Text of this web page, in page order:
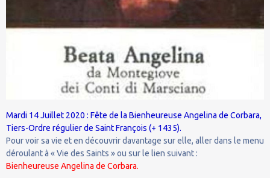
Mardi 14 Juillet 2020 : Fête de la Bienheureuse Angelina de Corbara,
Tiers-Ordre régulier de Saint François (+ 1435).
Pour voir sa vie et en découvrir davantage sur elle, aller dans le menu
déroulant à « Vie des Saints » ou sur le lien suivant :
Bienheureuse Angelina de Corbara.